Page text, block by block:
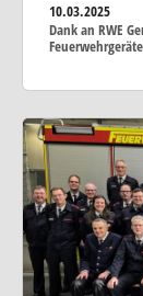
10.03.2025
Dank an RWE